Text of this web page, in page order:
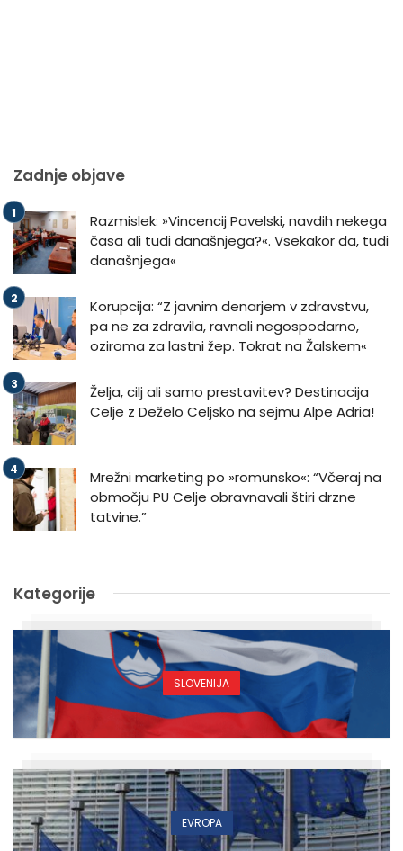
Zadnje objave
Razmislek: »Vincencij Pavelski, navdih nekega
časa ali tudi današnjega?«. Vsekakor da, tudi
današnjega«
Korupcija: “Z javnim denarjem v zdravstvu,
pa ne za zdravila, ravnali negospodarno,
oziroma za lastni žep. Tokrat na Žalskem«
Želja, cilj ali samo prestavitev? Destinacija
Celje z Deželo Celjsko na sejmu Alpe Adria!
Mrežni marketing po »romunsko«: “Včeraj na
območju PU Celje obravnavali štiri drzne
tatvine.”
Kategorije
SLOVENIJA
EVROPA